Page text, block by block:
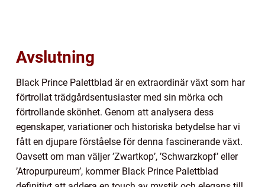
Avslutning
Black Prince Palettblad är en extraordinär växt som har
förtrollat trädgårdsentusiaster med sin mörka och
förtrollande skönhet. Genom att analysera dess
egenskaper, variationer och historiska betydelse har vi
fått en djupare förståelse för denna fascinerande växt.
Oavsett om man väljer ’Zwartkop’, ’Schwarzkopf’ eller
’Atropurpureum’, kommer Black Prince Palettblad